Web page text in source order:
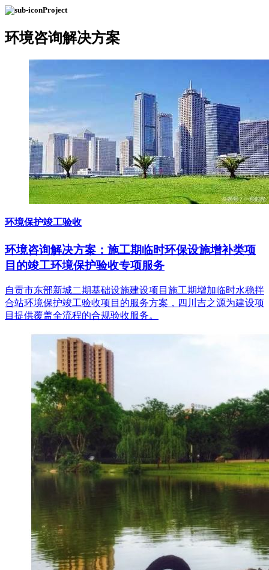
Project
环境咨询解决方案
环境保护竣工验收
环境咨询解决方案：施工期临时环保设施增补类项
目的竣工环境保护验收专项服务
自贡市东部新城二期基础设施建设项目施工期增加临时水稳拌
合站环境保护竣工验收项目的服务方案，四川吉之源为建设项
目提供覆盖全流程的合规验收服务。